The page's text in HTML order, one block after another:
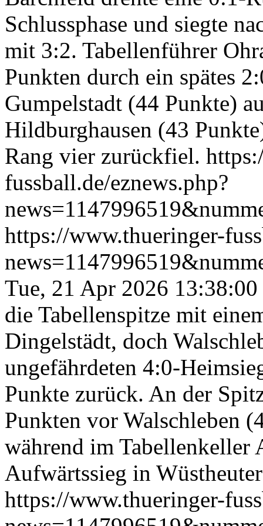
Schlussphase und siegte
mit 3:2. Tabellenführer
Punkten durch ein spätes
Gumpelstadt (44 Punkte)
Hildburghausen (43
Rang vier zurückfiel.
fussball.de/eznews.php?
https://www.thueringer-
Tue, 21 Apr 2026
die Tabellenspitze mit
Dingelstädt, doch
ungefährdeten 4:0-
Punkte zurück. An der
Punkten vor Walschleben
während im Tabellenkeller
Aufwärtssieg in
https://www.thueringer-